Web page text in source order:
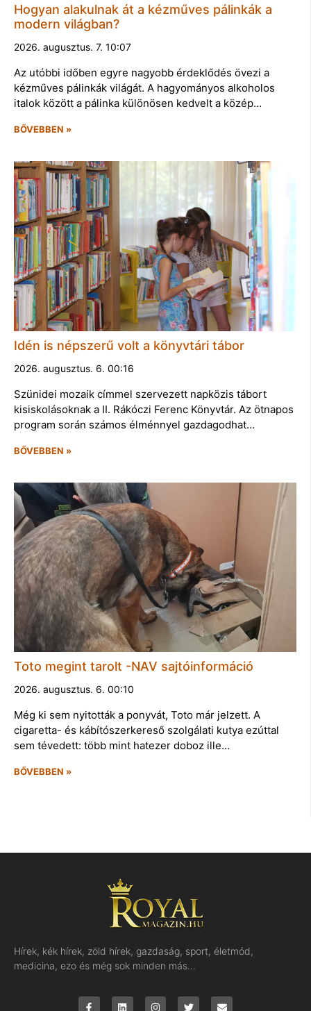
Hogyan alakulnak át a kézműves pálinkák a
modern világban?
2026. augusztus. 7. 10:07
Az utóbbi időben egyre nagyobb érdeklődés övezi a
kézműves pálinkák világát. A hagyományos alkoholos
italok között a pálinka különösen kedvelt a közép…
BŐVEBBEN »
Idén is népszerű volt a könyvtári tábor
2026. augusztus. 6. 00:16
Szünidei mozaik címmel szervezett napközis tábort
kisiskolásoknak a II. Rákóczi Ferenc Könyvtár. Az ötnapos
program során számos élménnyel gazdagodhat…
BŐVEBBEN »
Toto megint tarolt -NAV sajtóinformáció
2026. augusztus. 6. 00:10
Még ki sem nyitották a ponyvát, Toto már jelzett. A
cigaretta- és kábítószerkereső szolgálati kutya ezúttal
sem tévedett: több mint hatezer doboz ille…
BŐVEBBEN »
Hírek, kék hírek, zöld hírek, gazdaság, sport, életmód,
medicina, ezo és még sok minden más…